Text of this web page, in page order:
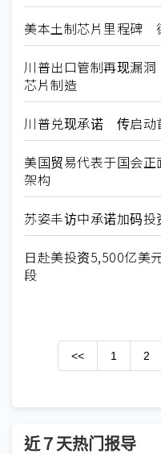
美本土制芯片里程碑
川普出口管制再现漏
芯片制造
川普兑现承诺 传启动
美国贸易代表于国会
架构
苏姿丰访中承诺加码
日赴美投资5,500亿
段
<< 1 2
近７天热门报导